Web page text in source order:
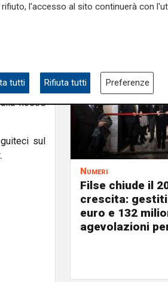
delle
di
di una
del
Patrizio
e
nostra
sul
.
Numeri
Filse chiude il
crescita:
euro e 132
agevolazioni
l'accesso al sito continuerà con
tutti Rifiuta tutti Preferenze